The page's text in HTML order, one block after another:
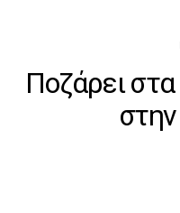
Ποζάρει στα